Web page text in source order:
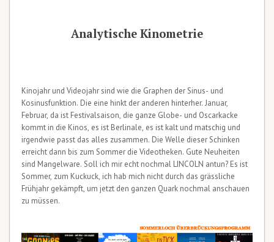
Analytische Kinometrie
Kinojahr und Videojahr sind wie die Graphen der Sinus- und
Kosinusfunktion. Die eine hinkt der anderen hinterher. Januar,
Februar, da ist Festivalsaison, die ganze Globe- und Oscarkacke
kommt in die Kinos, es ist Berlinale, es ist kalt und matschig und
irgendwie passt das alles zusammen. Die Welle dieser Schinken
erreicht dann bis zum Sommer die Videotheken. Gute Neuheiten
sind Mangelware. Soll ich mir echt nochmal LINCOLN antun? Es ist
Sommer, zum Kuckuck, ich hab mich nicht durch das grässliche
Frühjahr gekämpft, um jetzt den ganzen Quark nochmal anschauen
zu müssen.